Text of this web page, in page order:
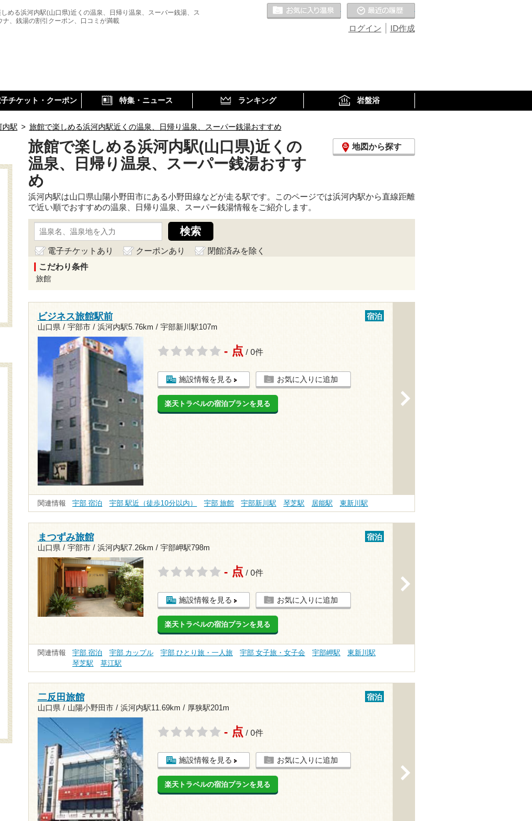
める浜河内駅(山口県)近くの温泉、日帰り温泉、スーパー銭湯、ス
ナ、銭湯の割引クーポン、口コミが満載
ID作成
ログイン
お気に入りの温泉
チケット・クーポン 特集・ニュース ランキング 岩盤浴
内駅 > 旅館で楽しめる浜河内駅近くの温泉、日帰り温泉、スーパー銭湯おすすめ
旅館で楽しめる浜河内駅(山口県)近くの
温泉、日帰り温泉、スーパー銭湯おすす
め
地図から探す
浜河内駅は山口県山陽小野田市にある小野田線などが走る駅です。このページでは浜河内駅から直線距離
で近い順でおすすめの温泉、日帰り温泉、スーパー銭湯情報をご紹介します。
電子チケットあり クーポンあり
閉館済みを除く
こだわり条件
旅館
ビジネス旅館駅前
山口県 / 宇部市 / 浜河内駅5.76km / 宇部新川駅107m
宿泊
- 点 / 0件
施設情報を見る お気に入りに追加
楽天トラベルの宿泊プランを見る
関連情報 宇部 宿泊 宇部 駅近（徒歩10分以内） 宇部 旅館 宇部新川駅 琴芝駅 居能駅 東新川駅
まつずみ旅館
山口県 / 宇部市 / 浜河内駅7.26km / 宇部岬駅798m
宿泊
- 点 / 0件
施設情報を見る お気に入りに追加
楽天トラベルの宿泊プランを見る
関連情報 宇部 宿泊 宇部 カップル 宇部 ひとり旅・一人旅 宇部 女子旅・女子会 宇部岬駅
東新川駅
琴芝駅
草江駅
二反田旅館
山口県 / 山陽小野田市 / 浜河内駅11.69km / 厚狭駅201m
宿泊
- 点 / 0件
施設情報を見る お気に入りに追加
楽天トラベルの宿泊プランを見る